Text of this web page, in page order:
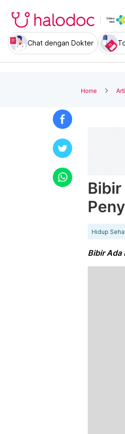
Chat dengan Dokter
Home
Hidup
Bibir Ada